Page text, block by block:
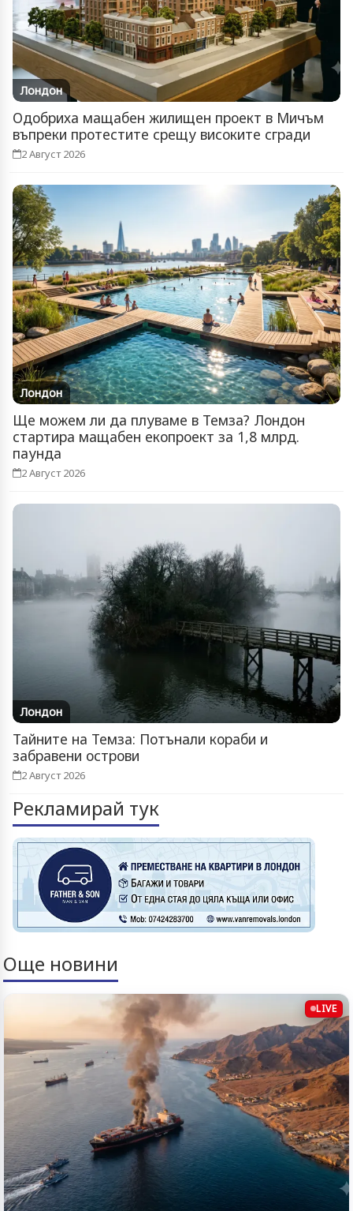
Лондон
Одобриха мащабен жилищен проект в Мичъм
въпреки протестите срещу високите сгради
2 Август 2026
Лондон
Ще можем ли да плуваме в Темза? Лондон
стартира мащабен екопроект за 1,8 млрд.
паунда
2 Август 2026
Лондон
Тайните на Темза: Потънали кораби и
забравени острови
2 Август 2026
Рекламирай тук
Още новини
LIVE